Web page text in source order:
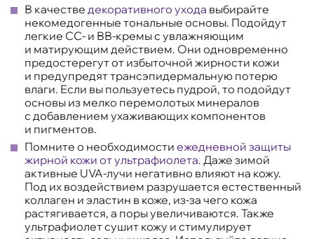
В качестве декоративного ухода выбирайте
некомедогенные тональные основы. Подойдут
легкие СС- и ВВ-кремы с увлажняющим
и матирующим действием. Они одновременно
предостерегут от избыточной жирности кожи
и предупредят трансэпидермальную потерю
влаги. Если вы пользуетесь пудрой, то подойдут
основы из мелко перемолотых минералов
с добавлением ухаживающих компонентов
и пигментов.
Помните о необходимости ежедневной защиты
жирной кожи от ультрафиолета. Даже зимой
активные UVA-лучи негативно влияют на кожу.
Под их воздействием разрушается естественный
коллаген и эластин в коже, из-за чего кожа
растягивается, а поры увеличиваются. Также
ультрафиолет сушит кожу и стимулирует